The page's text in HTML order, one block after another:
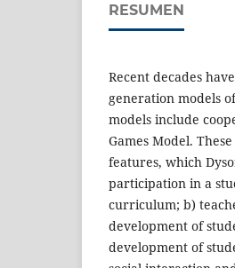
RESUMEN
Recent decades
generation models
models include
Games Model.
features, which
participation in a
curriculum; b)
development of
development of